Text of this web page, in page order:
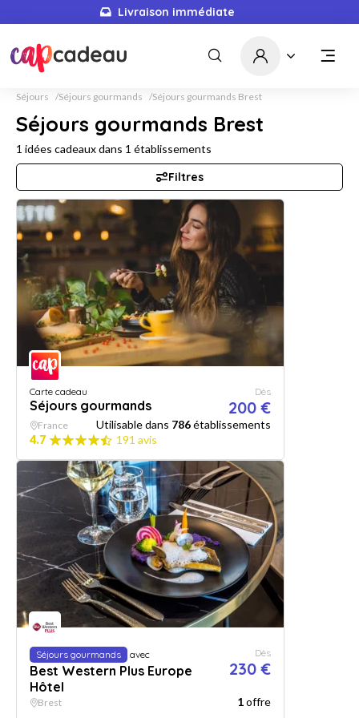
Livraison immédiate
Séjours Séjours gourmands Séjours gourmands Brest
Séjours gourmands Brest
1 idées cadeaux dans 1 établissements
Filtres
Carte cadeau
Séjours gourmands
Dès
200 €
France Utilisable dans 786établissements
4.7
191 avis
Séjours gourmands avec
Best Western Plus Europe
Hôtel
Dès
230 €
Brest 1offre